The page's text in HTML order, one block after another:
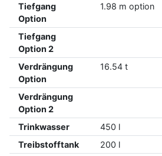
Tiefgang
Option
1.98 m option
Tiefgang
Option 2
Verdrängung
Option
16.54 t
Verdrängung
Option 2
Trinkwasser
450 l
Treibstofftank
200 l